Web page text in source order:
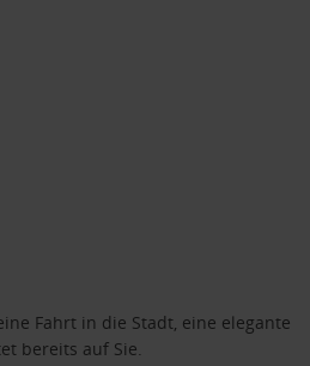
Fahrt in die Stadt, eine elegante
bereits auf Sie.